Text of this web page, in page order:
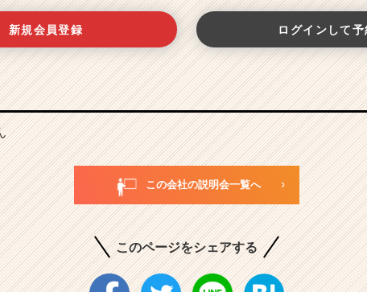
新規会員登録 ログインして
この会社の説明会一覧へ
このページをシェアする